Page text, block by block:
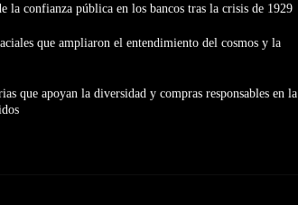
la confianza pública en los bancos tras la crisis de 1929
que ampliaron el entendimiento del cosmos y la
que apoyan la diversidad y compras responsables en la